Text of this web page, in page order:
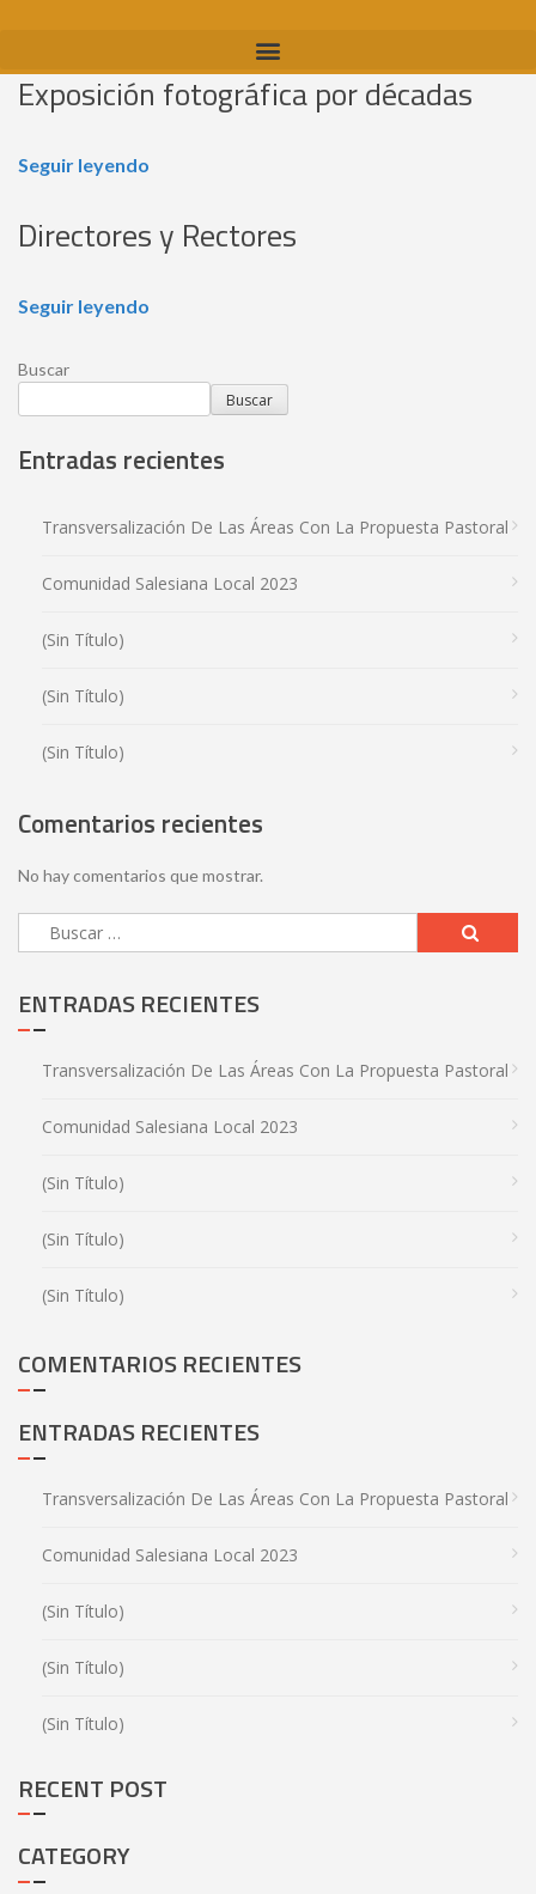
Exposición fotográfica por décadas
Seguir leyendo
Directores y Rectores
Seguir leyendo
Buscar
Buscar
Entradas recientes
Transversalización De Las Áreas Con La Propuesta Pastoral
Comunidad Salesiana Local 2023
(sin Título)
(sin Título)
(sin Título)
Comentarios recientes
No hay comentarios que mostrar.
ENTRADAS RECIENTES
Transversalización De Las Áreas Con La Propuesta Pastoral
Comunidad Salesiana Local 2023
(sin Título)
(sin Título)
(sin Título)
COMENTARIOS RECIENTES
ENTRADAS RECIENTES
Transversalización De Las Áreas Con La Propuesta Pastoral
Comunidad Salesiana Local 2023
(sin Título)
(sin Título)
(sin Título)
RECENT POST
CATEGORY